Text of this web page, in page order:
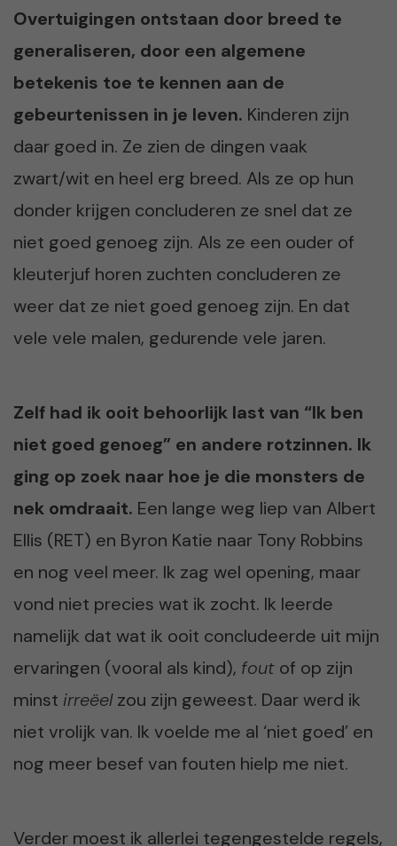
Overtuigingen ontstaan door breed te
generaliseren, door een algemene
betekenis toe te kennen aan de
gebeurtenissen in je leven. Kinderen zijn
daar goed in. Ze zien de dingen vaak
zwart/wit en heel erg breed. Als ze op hun
donder krijgen concluderen ze snel dat ze
niet goed genoeg zijn. Als ze een ouder of
kleuterjuf horen zuchten concluderen ze
weer dat ze niet goed genoeg zijn. En dat
vele vele malen, gedurende vele jaren.
Zelf had ik ooit behoorlijk last van “Ik ben
niet goed genoeg” en andere rotzinnen. Ik
ging op zoek naar hoe je die monsters de
nek omdraait. Een lange weg liep van Albert
Ellis (RET) en Byron Katie naar Tony Robbins
en nog veel meer. Ik zag wel opening, maar
vond niet precies wat ik zocht. Ik leerde
namelijk dat wat ik ooit concludeerde uit mijn
ervaringen (vooral als kind), fout of op zijn
minst irreëelzou zijn geweest. Daar werd ik
niet vrolijk van. Ik voelde me al ‘niet goed’ en
nog meer besef van fouten hielp me niet.
Verder moest ik allerlei tegengestelde regels,